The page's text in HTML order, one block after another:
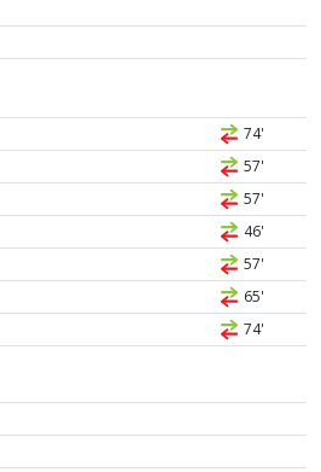
74'
57'
57'
46'
57'
65'
74'